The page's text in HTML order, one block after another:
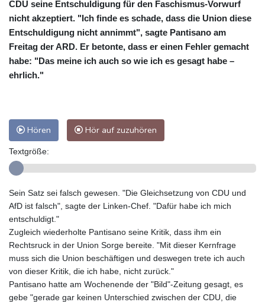
CDU seine Entschuldigung für den Faschismus-Vorwurf
nicht akzeptiert. "Ich finde es schade, dass die Union diese
Entschuldigung nicht annimmt", sagte Pantisano am
Freitag der ARD. Er betonte, dass er einen Fehler gemacht
habe: "Das meine ich auch so wie ich es gesagt habe –
ehrlich."
Hören Hör auf zuzuhören
Textgröße:
Sein Satz sei falsch gewesen. "Die Gleichsetzung von CDU und
AfD ist falsch", sagte der Linken-Chef. "Dafür habe ich mich
entschuldigt."
Zugleich wiederholte Pantisano seine Kritik, dass ihm ein
Rechtsruck in der Union Sorge bereite. "Mit dieser Kernfrage
muss sich die Union beschäftigen und deswegen trete ich auch
von dieser Kritik, die ich habe, nicht zurück."
Pantisano hatte am Wochenende der "Bild"-Zeitung gesagt, es
gebe "gerade gar keinen Unterschied zwischen der CDU, die